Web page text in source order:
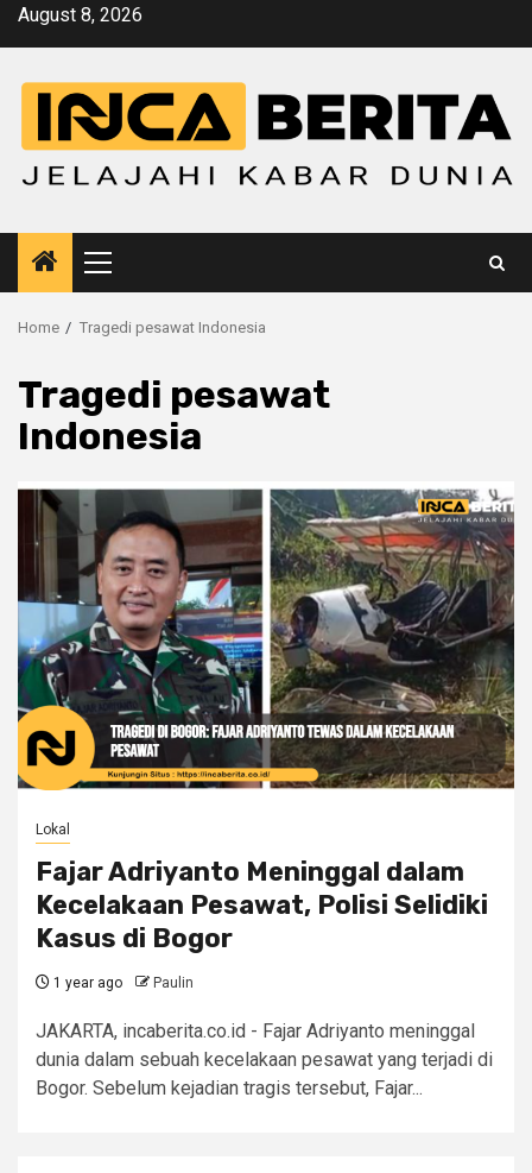
SkipAugust 8, 2026
Primary
Menu
Home Tragedi pesawat Indonesia
Tragedi pesawat
Indonesia
Lokal
Fajar Adriyanto Meninggal dalam
Kecelakaan Pesawat, Polisi Selidiki
Kasus di Bogor
1 year ago Paulin
JAKARTA, incaberita.co.id - Fajar Adriyanto meninggal
dunia dalam sebuah kecelakaan pesawat yang terjadi di
Bogor. Sebelum kejadian tragis tersebut, Fajar...